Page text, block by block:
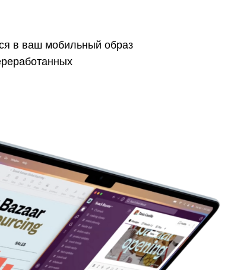
в ваш мобильный образ